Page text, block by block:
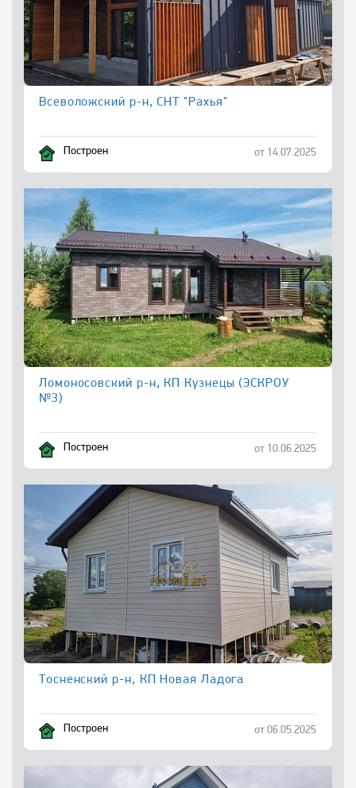
Всеволожский р-н, СНТ "Рахья"
Построен от 14.07.2025
Ломоносовский р-н, КП Кузнецы (ЭСКРОУ
№3)
Построен от 10.06.2025
Тосненский р-н, КП Новая Ладога
Построен от 06.05.2025